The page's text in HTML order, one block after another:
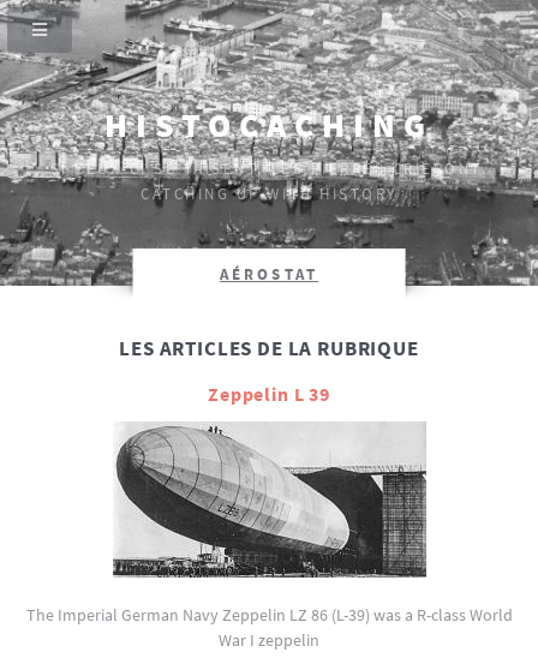
HISTOCACHING
SI CEUX-CI SE TAISENT, LES PIERRES CRIERONT.
CATCHING UP WITH HISTORY
AÉROSTAT
LES ARTICLES DE LA RUBRIQUE
Zeppelin L 39
The Imperial German Navy Zeppelin LZ 86 (L-39) was a R-class World
War I zeppelin